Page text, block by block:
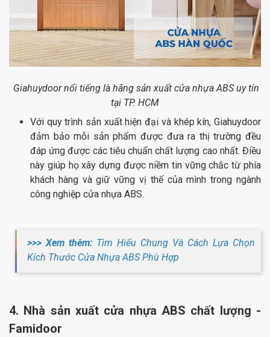
Giahuydoor nổi tiếng là hãng sản xuất cửa nhựa ABS uy tín
tại TP. HCM
Với quy trình sản xuất hiện đại và khép kín, Giahuydoor
đảm bảo mỗi sản phẩm được đưa ra thị trường đều
đáp ứng được các tiêu chuẩn chất lượng cao nhất. Điều
này giúp họ xây dựng được niềm tin vững chắc từ phía
khách hàng và giữ vững vị thế của mình trong ngành
công nghiệp cửa nhựa ABS.
>>> Xem thêm: Tìm Hiểu Chung Và Cách Lựa Chọn
Kích Thước Cửa Nhựa ABS Phù Hợp
4. Nhà sản xuất cửa nhựa ABS chất lượng -
Famidoor